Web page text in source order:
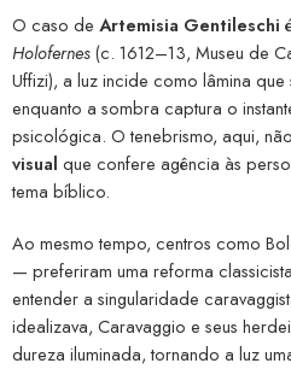
O caso de Artemisia Gentileschi
Holofernes(c. 1612–13, Museu de
Uffizi), a luz incide como lâmina
enquanto a sombra captura o
psicológica. O tenebrismo, aqui,
visual que confere agência às
tema bíblico.
Ao mesmo tempo, centros como
— preferiram uma reforma
entender a singularidade
idealizava, Caravaggio e seus
dureza iluminada, tornando a luz